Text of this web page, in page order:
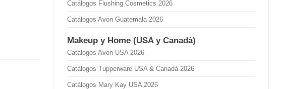
Catálogos Flushing Cosmetics 2026
Catálogos Avon Guatemala 2026
Makeup y Home (USA y Canadá)
Catálogos Avon USA 2026
Catálogos Tupperware USA & Canadá 2026
Catálogos Mary Kay USA 2026